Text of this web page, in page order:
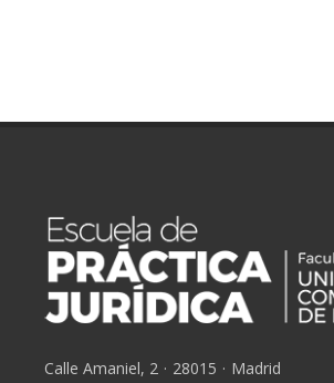
Calle Amaniel, 2 · 28015 · Madrid